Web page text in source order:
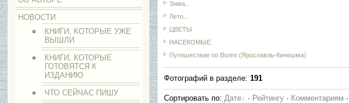
НОВОСТИ
КНИГИ, КОТОРЫЕ УЖЕ
ВЫШЛИ
КНИГИ, КОТОРЫЕ
ГОТОВЯТСЯ К
ИЗДАНИЮ
ЧТО СЕЙЧАС ПИШУ
Зима...
Лето...
ЦВЕТЫ
НАСЕКОМЫЕ
Путешествие по Волге (Ярославль-Кинешма)
Фотографий в разделе: 191
Сортировать по: Дате · Рейтингу· Комментариям ·